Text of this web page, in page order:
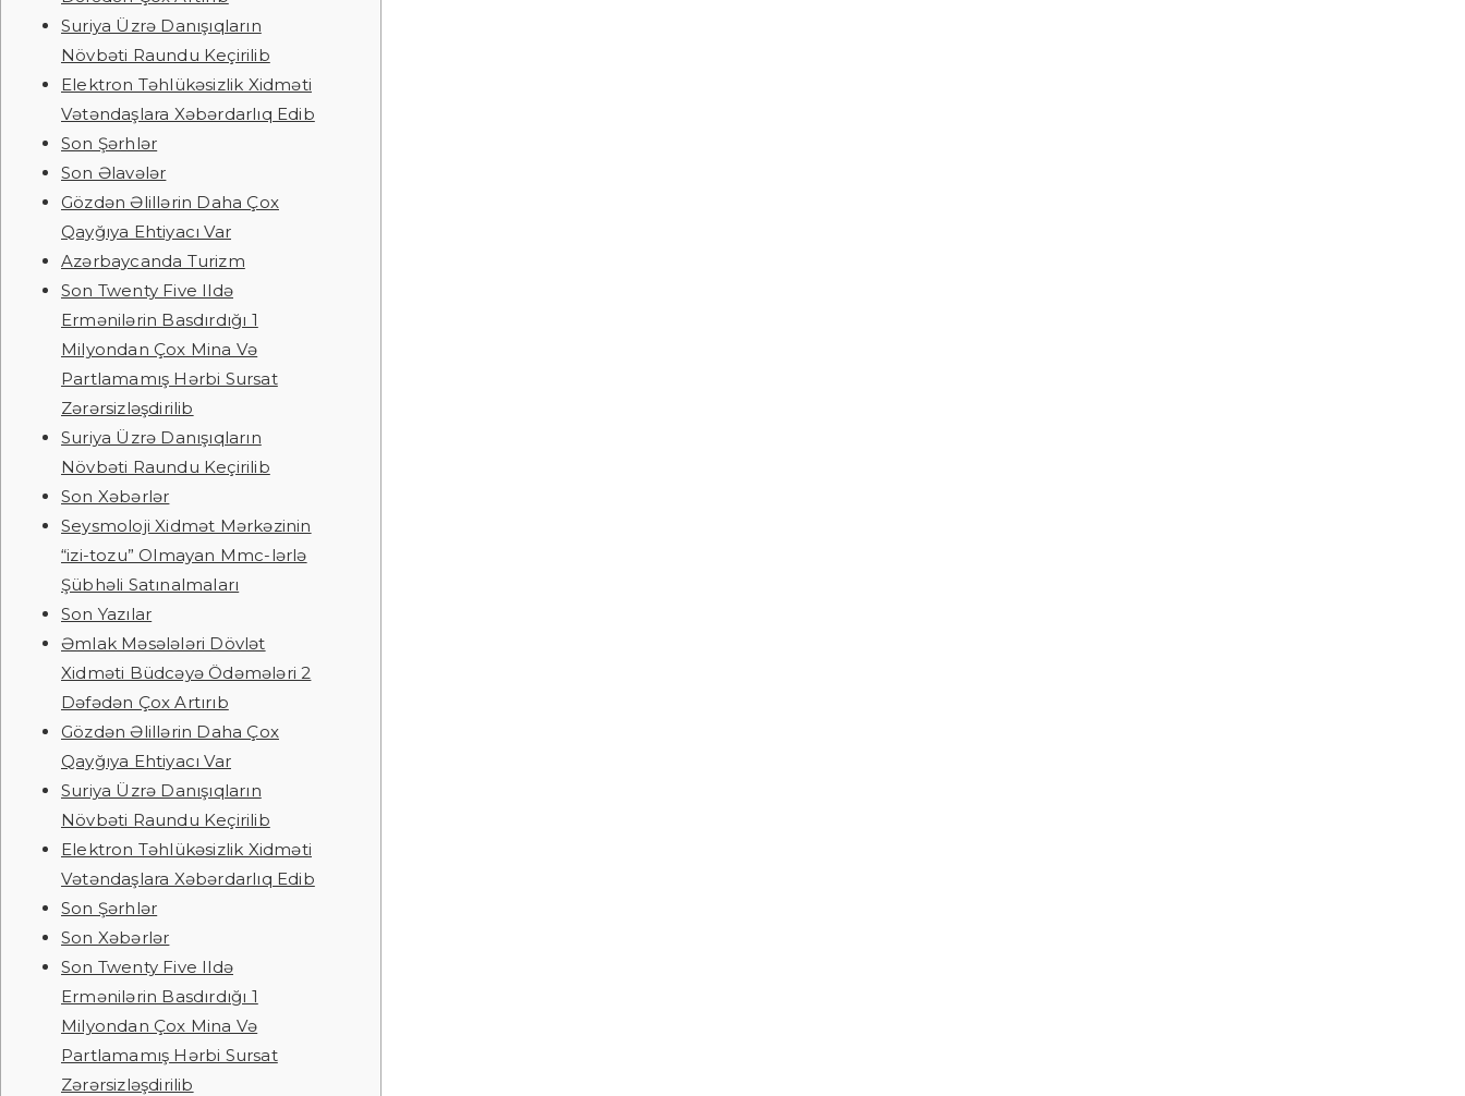
Suriya Üzrə Danışıqların
Növbəti Raundu Keçirilib
Elektron Təhlükəsizlik Xidməti
Vətəndaşlara Xəbərdarlıq Edib
Son Şərhlər
Son Əlavələr
Gözdən Əlillərin Daha Çox
Qayğıya Ehtiyacı Var
Azərbaycanda Turizm
Son Twenty Five Ildə
Ermənilərin Basdırdığı 1
Milyondan Çox Mina Və
Partlamamış Hərbi Sursat
Zərərsizləşdirilib
Suriya Üzrə Danışıqların
Növbəti Raundu Keçirilib
Son Xəbərlər
Seysmoloji Xidmət Mərkəzinin
“izi-tozu” Olmayan Mmc-lərlə
Şübhəli Satınalmaları
Son Yazılar
Əmlak Məsələləri Dövlət
Xidməti Büdcəyə Ödəmələri 2
Dəfədən Çox Artırıb
Gözdən Əlillərin Daha Çox
Qayğıya Ehtiyacı Var
Suriya Üzrə Danışıqların
Növbəti Raundu Keçirilib
Elektron Təhlükəsizlik Xidməti
Vətəndaşlara Xəbərdarlıq Edib
Son Şərhlər
Son Xəbərlər
Son Twenty Five Ildə
Ermənilərin Basdırdığı 1
Milyondan Çox Mina Və
Partlamamış Hərbi Sursat
Zərərsizləşdirilib